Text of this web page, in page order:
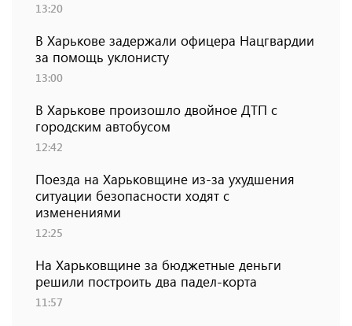
13:20
В Харькове задержали офицера Нацгвардии
за помощь уклонисту
13:00
В Харькове произошло двойное ДТП с
городским автобусом
12:42
Поезда на Харьковщине из-за ухудшения
ситуации безопасности ходят с
изменениями
12:25
На Харьковщине за бюджетные деньги
решили построить два падел-корта
11:57